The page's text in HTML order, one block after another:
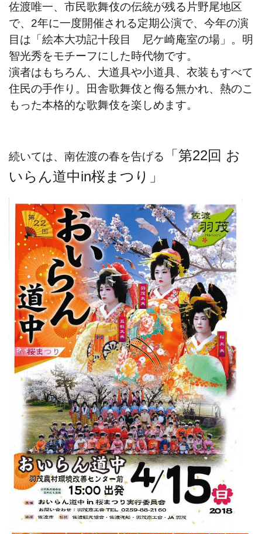
佐渡唯一、市民歌舞伎の伝統が残る片野尾地区
で、2年に一度開催される定期公演で、今年の演
目は「絵本大功記十段目 尼ケ崎庵室の場」。明
智光秀をモチーフにした時代物です。
演者はもちろん、大道具や小道具、衣装もすべて
住民の手作り。田舎歌舞伎と侮る無かれ、熱のこ
もった本格的な歌舞伎を楽しめます。
続いては、南佐渡の春を告げる
「第22回 お
いらん道中in桜まつり」